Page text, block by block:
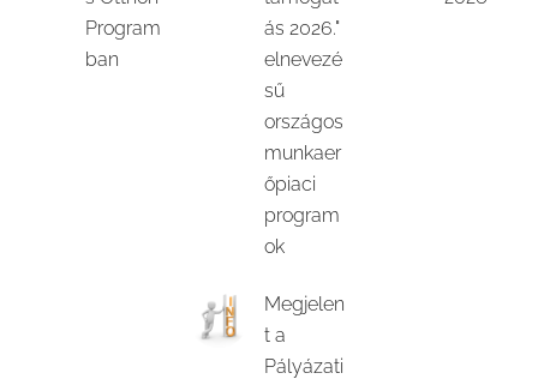
Program
ban
ás 2026."
elnevezé
sű
országos
munkaer
őpiaci
program
ok
Megjelen
t a
Pályázati